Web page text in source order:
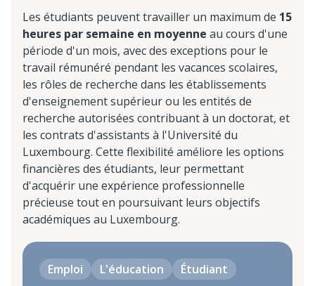
Les étudiants peuvent travailler un maximum de 15
heures par semaine en moyenne au cours d'une
période d'un mois, avec des exceptions pour le
travail rémunéré pendant les vacances scolaires,
les rôles de recherche dans les établissements
d'enseignement supérieur ou les entités de
recherche autorisées contribuant à un doctorat, et
les contrats d'assistants à l'Université du
Luxembourg. Cette flexibilité améliore les options
financières des étudiants, leur permettant
d'acquérir une expérience professionnelle
précieuse tout en poursuivant leurs objectifs
académiques au Luxembourg.
Emploi L'éducation Étudiant